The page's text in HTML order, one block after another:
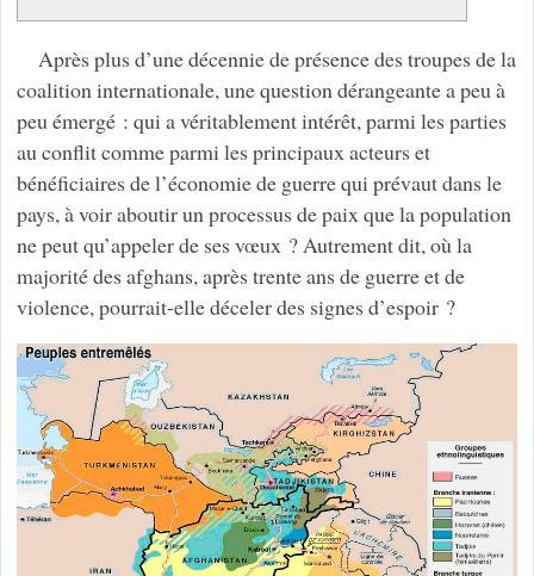
Après plus d’une décennie de présence des troupes de la
coalition internationale, une question dérangeante a peu à
peu émergé : qui a véritablement intérêt, parmi les parties
au conflit comme parmi les principaux acteurs et
bénéficiaires de l’économie de guerre qui prévaut dans le
pays, à voir aboutir un processus de paix que la population
ne peut qu’appeler de ses vœux ? Autrement dit, où la
majorité des afghans, après trente ans de guerre et de
violence, pourrait-elle déceler des signes d’espoir ?